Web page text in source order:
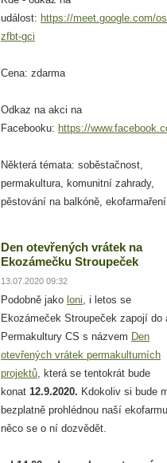
událost: https://meet.google.com/
zfbt-gci
Cena: zdarma
Odkaz na akci na
Facebooku: https://
Některá témata: soběstačnost,
permakultura, komunitní zahrady,
pěstování na balkóně,
Den otevřených vrátek na
Ekozámečku Stroupeček
13.07.2020 09:32
Podobně jako loni, i letos se
Ekozámeček Stroupeček zapojí do
Permakultury CS s názvem Den
otevřených vrátek permakulturních
projektů, která se tentokrát bude
konat 12.9.2020. Kdokoliv si bude
bezplatně prohlédnou naší
něco se o ní dozvědět.